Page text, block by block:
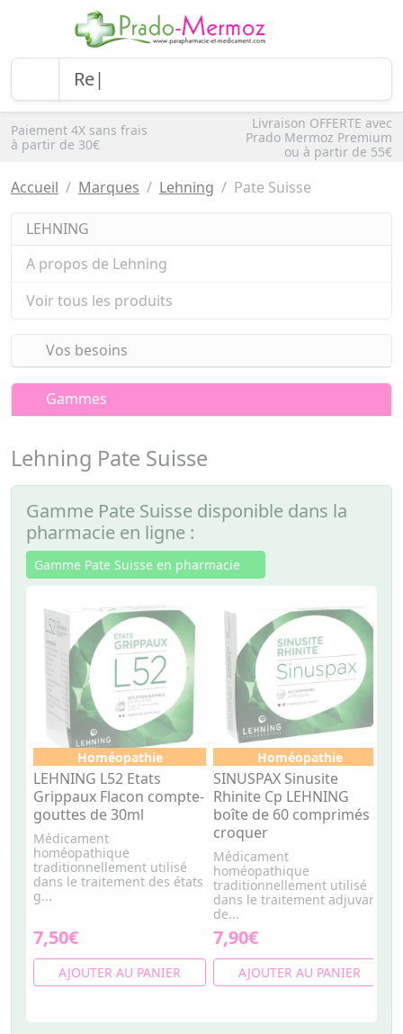
Paiement 4X sans frais
à partir de 30€
Livraison OFFERTE avec
Prado Mermoz Premium
ou à partir de 55€
Accueil Marques Lehning Pate Suisse
LEHNING
A propos de Lehning
Voir tous les produits
Vos besoins
Gammes
Lehning Pate Suisse
Gamme Pate Suisse disponible dans la
pharmacie en ligne :
Gamme Pate Suisse en pharmacie
Homéopathie
LEHNING L52 Etats
Grippaux Flacon compte-
gouttes de 30ml
Médicament
homéopathique
traditionnellement utilisé
dans le traitement des états
g...
7,50€
AJOUTER AU PANIER
Homéopathie
SINUSPAX Sinusite
Rhinite Cp LEHNING
boîte de 60 comprimés à
croquer
Médicament
homéopathique
traditionnellement utilisé
dans le traitement adjuvant
de...
7,90€
AJOUTER AU PANIER